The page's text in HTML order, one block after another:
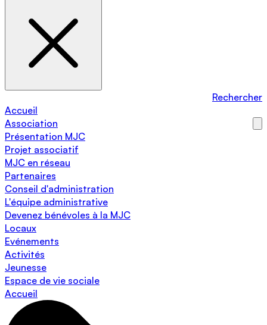
Rechercher
Accueil
Association
Présentation MJC
Projet associatif
MJC en réseau
Partenaires
Conseil d'administration
L'équipe administrative
Devenez bénévoles à la MJC
Locaux
Evénements
Activités
Jeunesse
Espace de vie sociale
Accueil